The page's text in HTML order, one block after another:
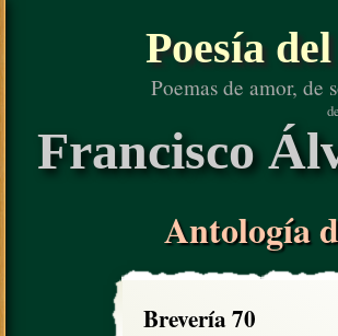
Poesía
Poemas de amor, de
de
Francisco
Antología
Brevería 70